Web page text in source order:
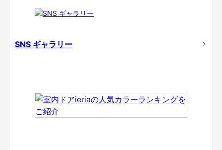
SNS ギャラリー